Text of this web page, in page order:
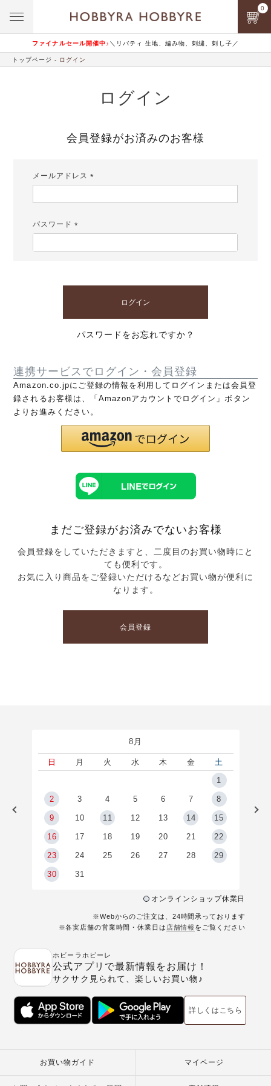
ファイナルセール開催中♪ ＼リバティ 生地、編み物、刺繍、刺し子／
0
トップページ ログイン
ログイン
会員登録がお済みのお客様
メールアドレス
パスワード
ログイン
パスワードをお忘れですか？
連携サービスでログイン・会員登録
Amazon.co.jpにご登録の情報を利用してログインまたは会員登
録されるお客様は、「Amazonアカウントでログイン」ボタン
よりお進みください。
まだご登録がお済みでないお客様
会員登録をしていただきますと、二度目のお買い物時にと
ても便利です。
お気に入り商品をご登録いただけるなどお買い物が便利に
なります。
会員登録
8月
日 月 火 水 木 金
土
1
2 3 4 5 6 7 8
9 10 11 12 13 14 15
16 17 18 19 20 21 22
23 24 25 26 27 28 29
30 31
オンラインショップ休業日
※Webからのご注文は、24時間承っております
※各実店舗の営業時間・休業日は 店舗情報 をご覧ください
ホビーラホビーレ
公式アプリで最新情報をお届け！
サクサク見られて、楽しいお買い物♪
詳しくはこちら
お買い物ガイド マイページ